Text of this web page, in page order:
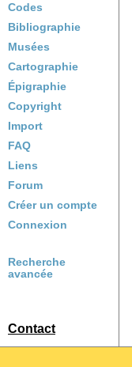
Codes
Bibliographie
Musées
Cartographie
Épigraphie
Copyright
Import
FAQ
Liens
Forum
Créer un compte
Connexion
Recherche
avancée
Contact